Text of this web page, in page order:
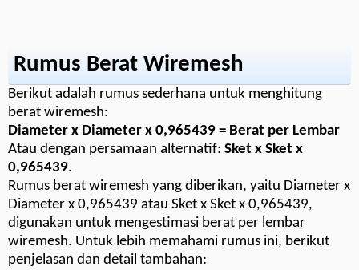
Rumus Berat Wiremesh
Berikut adalah rumus sederhana untuk menghitung
berat wiremesh:
Diameter x Diameter x 0,965439 = Berat per Lembar
Atau dengan persamaan alternatif: Sket x Sket x
0,965439.
Rumus berat wiremesh yang diberikan, yaitu Diameter x
Diameter x 0,965439 atau Sket x Sket x 0,965439,
digunakan untuk mengestimasi berat per lembar
wiremesh. Untuk lebih memahami rumus ini, berikut
penjelasan dan detail tambahan: